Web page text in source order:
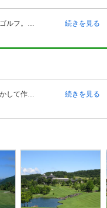
甲府国際カントリークラブの予約ならじゃらんゴルフ。カートの有無や利用税、キャンセル料、ナイター設備、駐車場などのコース情報はもちろん、口コミ、フォトギャラリーなどコースの難易度や攻略に役立つ情報充実、予約する度にポイントが貯まるのでお得にゴルフをお楽しみ頂けます。 山梨県笛吹市にある甲府国際カントリークラブは、昭和40年に開場した歴史あるゴルフ場です。自然の地形をそのまま生かした全18ホールの丘陵コースは、風景を見ているだけでも楽しめる点が人気のポイントです。中央自動車道の一宮御坂インターチェンジからおよそ5キロメートルの場所にあり、JR石和温泉駅からはクラブバスも運行しており、アクセスの良さという点からも人気があります。春夏秋冬で異なる表情を持っており、四季折々の風景を楽しむことが出来るためリピーターも多く、何度来ても飽きさせないコースとなっています。 電磁誘導のカートを導入していますので、カートの運転に不安を感じることなくプレーに集中することが出来ます。 続きを見る
甲府国際カントリークラブは、自然の地形を生かして作られた丘陵コースです。18ホールあるコースからは南アルプスや八ヶ岳をも望むことができ、そのロケーションも爽快そのもののため気分良くコースを回れ、プレーの魅力をより一層引き立てます。 フェアウェイは決して広くはなく、アンジュレーションによって難易度があがり、戦略的なゴルフをする必要があります。飛距離だけでなく方向という面でも正確なショットをするテクニックも要するのです。INコースの13番ホールでは池越えも必要ですし、グリーン付近にはガードバンカーもたくさん配置されています。一見フラットに見えるゴルフ場ですが、要所に配置されたハザード攻略するためには様々なテクニックや戦略を駆使しながらコースマネジメントをしていくことが求められます。 続きを見る